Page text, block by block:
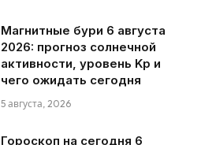
Магнитные бури 6 августа
2026: прогноз солнечной
активности, уровень Kp и
чего ожидать сегодня
5 августа, 2026
Гороскоп на сегодня 6